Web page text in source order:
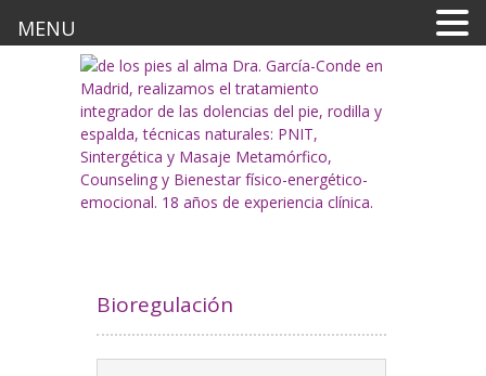
Bioregulación
MENU